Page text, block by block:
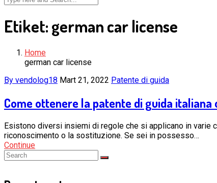
Etiket:german car license
Home
german car license
By vendolog18 Mart 21, 2022 Patente di guida
Come ottenere la patente di guida italiana
Esistono diversi insiemi di regole che si applicano in varie
riconoscimento o la sostituzione. Se sei in possesso…
Continue